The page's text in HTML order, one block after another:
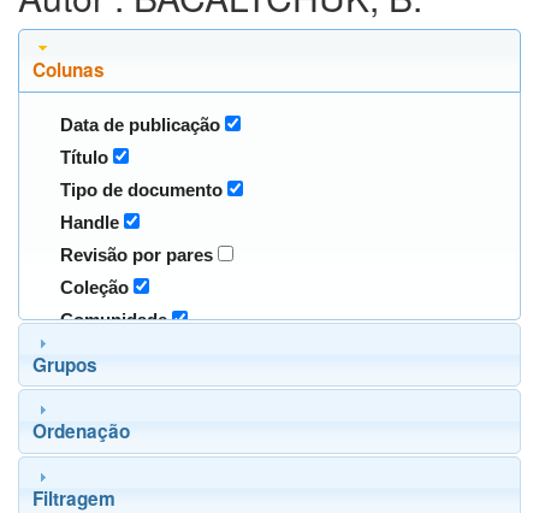
Colunas
Data de publicação
Título
Tipo de documento
Handle
Revisão por pares
Coleção
Comunidade
Grupos
Ordenação
Filtragem